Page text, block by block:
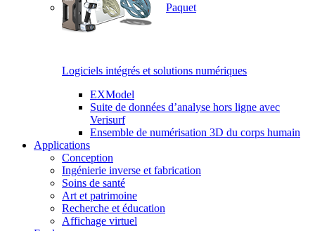
Paquet
Logiciels intégrés et solutions numériques
EXModel
Suite de données d’analyse hors ligne avec
Verisurf
Ensemble de numérisation 3D du corps humain
Applications
Conception
Ingénierie inverse et fabrication
Soins de santé
Art et patrimoine
Recherche et éducation
Affichage virtuel